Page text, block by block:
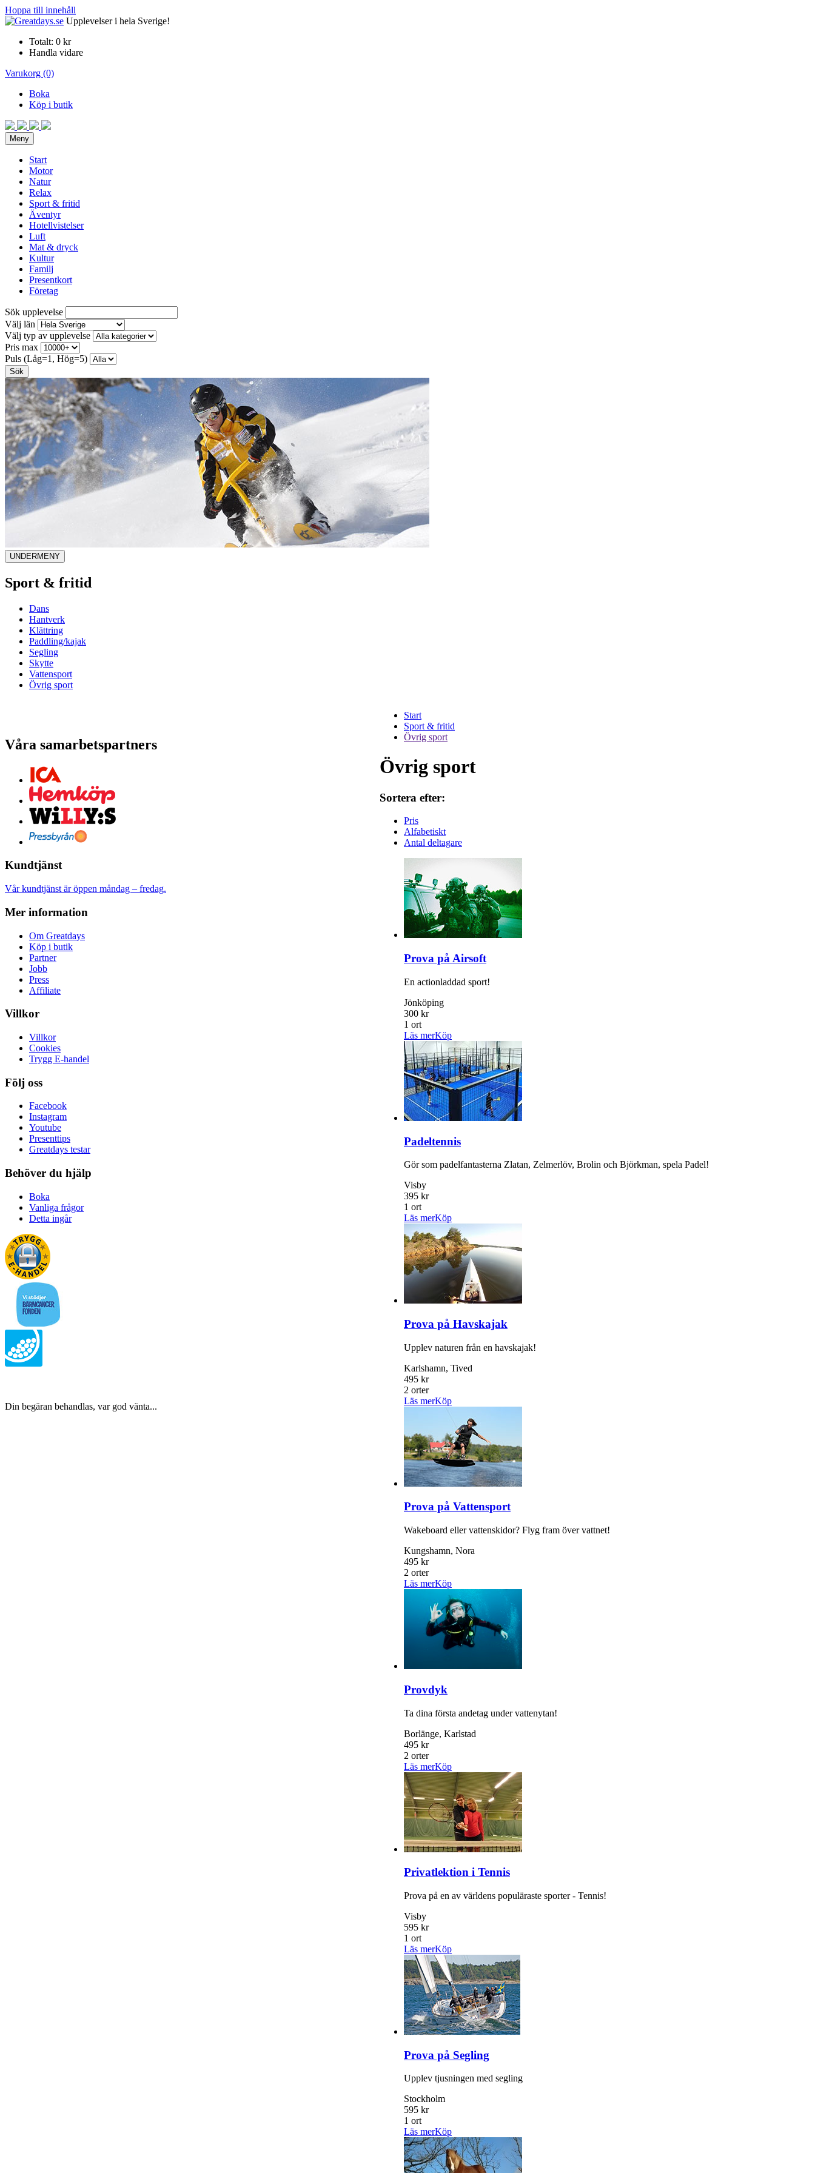
Hoppa till innehåll
Upplevelser i hela Sverige!
Totalt: 0 kr
Handla vidare
Varukorg (0)
Boka
Köp i butik
Meny
Start
Motor
Natur
Relax
Sport & fritid
Äventyr
Hotellvistelser
Luft
Mat & dryck
Kultur
Familj
Presentkort
Företag
Sök upplevelse
Välj län
Välj typ av upplevelse
Pris max
Puls (Låg=1, Hög=5)
UNDERMENY
Sport & fritid
Dans
Hantverk
Klättring
Paddling/kajak
Segling
Skytte
Vattensport
Övrig sport
Start
Sport & fritid
Övrig sport
Övrig sport
Sortera efter:
Pris
Alfabetiskt
Antal deltagare
Prova på Airsoft
En actionladdad sport!
Jönköping
300 kr
1 ort
Läs merKöp
Padeltennis
Gör som padelfantasterna Zlatan, Zelmerlöv, Brolin och Björkman, spela Padel!
Visby
395 kr
1 ort
Läs merKöp
Prova på Havskajak
Upplev naturen från en havskajak!
Karlshamn, Tived
495 kr
2 orter
Läs merKöp
Prova på Vattensport
Wakeboard eller vattenskidor? Flyg fram över vattnet!
Kungshamn, Nora
495 kr
2 orter
Läs merKöp
Provdyk
Ta dina första andetag under vattenytan!
Borlänge, Karlstad
495 kr
2 orter
Läs merKöp
Privatlektion i Tennis
Prova på en av världens populäraste sporter - Tennis!
Visby
595 kr
1 ort
Läs merKöp
Prova på Segling
Upplev tjusningen med segling
Stockholm
595 kr
1 ort
Läs merKöp
Våra samarbetspartners
Kundtjänst
Vår kundtjänst är öppen måndag – fredag.
Mer information
Om Greatdays
Köp i butik
Partner
Jobb
Press
Affiliate
Villkor
Villkor
Cookies
Trygg E-handel
Följ oss
Facebook
Instagram
Youtube
Presenttips
Greatdays testar
Behöver du hjälp
Boka
Vanliga frågor
Detta ingår
Din begäran behandlas, var god vänta...